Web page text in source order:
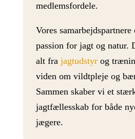
medlemsfordele.
Vores samarbejdspartnere
passion for jagt og natur.
alt fra jagtudstyrog
viden om vildtpleje og
Sammen skaber vi et
jagtfællesskab for både
jægere.